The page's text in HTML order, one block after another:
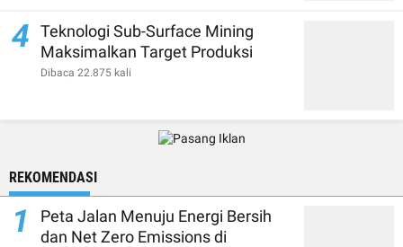
4
Teknologi Sub-Surface Mining
Maksimalkan Target Produksi
Dibaca 22.875 kali
REKOMENDASI
1
Peta Jalan Menuju Energi Bersih
dan Net Zero Emissions di